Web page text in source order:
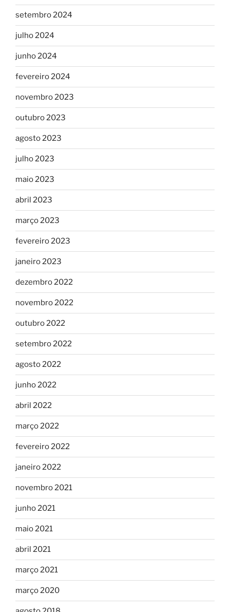
setembro 2024
julho 2024
junho 2024
fevereiro 2024
novembro 2023
outubro 2023
agosto 2023
julho 2023
maio 2023
abril 2023
março 2023
fevereiro 2023
janeiro 2023
dezembro 2022
novembro 2022
outubro 2022
setembro 2022
agosto 2022
junho 2022
abril 2022
março 2022
fevereiro 2022
janeiro 2022
novembro 2021
junho 2021
maio 2021
abril 2021
março 2021
março 2020